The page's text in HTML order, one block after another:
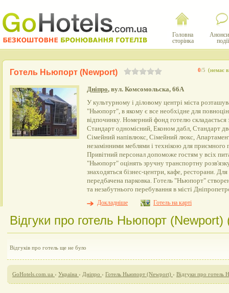
Головна
сторінка
події
0/5 (немає
Готель Ньюпорт (Newport)
Дніпро, вул. Комсомольска, 66А
У культурному і діловому центрі міста
"Ньюпорт", в якому є все необхідне для
відпочинку. Номерний фонд готелю складається
Стандарт одномісний, Економ дабл, Стандарт
Сімейний напівлюкс, Сімейний люкс,
незамінними меблями і технікою для приємного
Привітний персонал допоможе гостям у всіх
"Ньюпорт" оцінять зручну транспортну
знаходяться бізнес-центри, кафе, ресторани. Для
передбачена парковка. Готель "Ньюпорт"
та незабутнього перебування в місті
Докладніше
Готель на карті
Відгуки про готель Ньюпорт (Newport)
Відгуків про готель ще не було
GoHotels.com.ua › Україна › Дніпро › Готель Ньюпорт (Newport) › Відгуки про готель